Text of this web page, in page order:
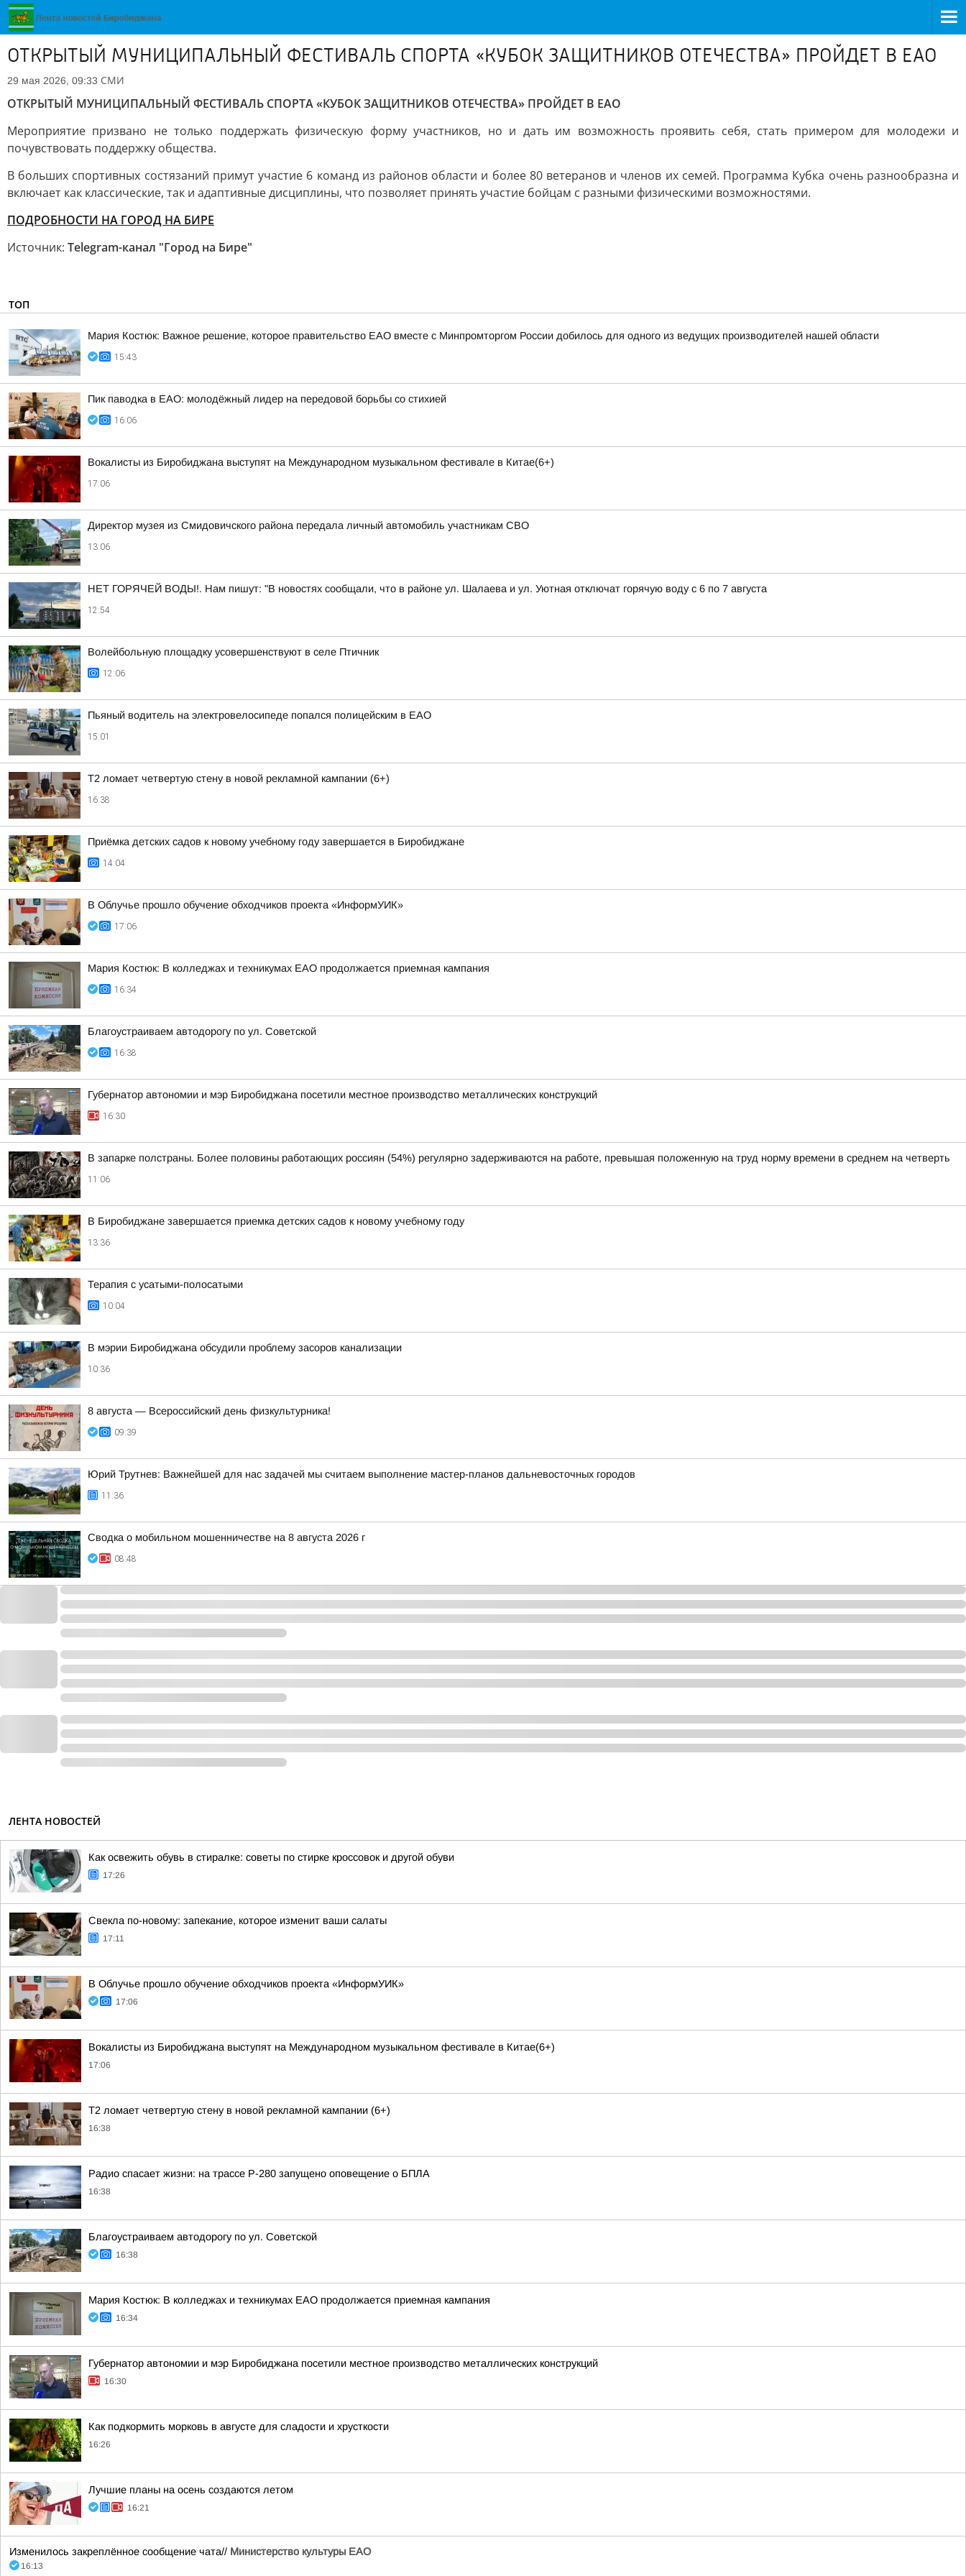
ОТКРЫТЫЙ МУНИЦИПАЛЬНЫЙ ФЕСТИВАЛЬ СПОРТА «КУБОК ЗАЩИТНИКОВ ОТЕЧЕСТВА» ПРОЙДЕТ В ЕАО
29 мая 2026, 09:33 СМИ
ОТКРЫТЫЙ МУНИЦИПАЛЬНЫЙ ФЕСТИВАЛЬ СПОРТА «КУБОК ЗАЩИТНИКОВ ОТЕЧЕСТВА» ПРОЙДЕТ В ЕАО
Мероприятие призвано не только поддержать физическую форму участников, но и дать им возможность проявить себя, стать примером для молодежи и
почувствовать поддержку общества.
В больших спортивных состязаний примут участие 6 команд из районов области и более 80 ветеранов и членов их семей. Программа Кубка очень разнообразна и
включает как классические, так и адаптивные дисциплины, что позволяет принять участие бойцам с разными физическими возможностями.
ПОДРОБНОСТИ НА ГОРОД НА БИРЕ
Источник: Telegram-канал "Город на Бире"
ТОП
Мария Костюк: Важное решение, которое правительство ЕАО вместе с Минпромторгом России добилось для одного из ведущих производителей нашей области
15:43
Пик паводка в ЕАО: молодёжный лидер на передовой борьбы со стихией
16:06
Вокалисты из Биробиджана выступят на Международном музыкальном фестивале в Китае(6+)
17:06
Директор музея из Смидовичского района передала личный автомобиль участникам СВО
13:06
НЕТ ГОРЯЧЕЙ ВОДЫ!. Нам пишут: "В новостях сообщали, что в районе ул. Шалаева и ул. Уютная отключат горячую воду с 6 по 7 августа
12:54
Волейбольную площадку усовершенствуют в селе Птичник
12:06
Пьяный водитель на электровелосипеде попался полицейским в ЕАО
15:01
Т2 ломает четвертую стену в новой рекламной кампании (6+)
16:38
Приёмка детских садов к новому учебному году завершается в Биробиджане
14:04
В Облучье прошло обучение обходчиков проекта «ИнформУИК»
17:06
Мария Костюк: В колледжах и техникумах ЕАО продолжается приемная кампания
16:34
Благоустраиваем автодорогу по ул. Советской
16:38
Губернатор автономии и мэр Биробиджана посетили местное производство металлических конструкций
16:30
В запарке полстраны. Более половины работающих россиян (54%) регулярно задерживаются на работе, превышая положенную на труд норму времени в среднем на четверть
11:06
В Биробиджане завершается приемка детских садов к новому учебному году
13:36
Терапия с усатыми-полосатыми
10:04
В мэрии Биробиджана обсудили проблему засоров канализации
10:36
8 августа — Всероссийский день физкультурника!
09:39
Юрий Трутнев: Важнейшей для нас задачей мы считаем выполнение мастер-планов дальневосточных городов
11:36
Сводка о мобильном мошенничестве на 8 августа 2026 г
08:48
ЛЕНТА НОВОСТЕЙ
Как освежить обувь в стиралке: советы по стирке кроссовок и другой обуви
17:26
Свекла по-новому: запекание, которое изменит ваши салаты
17:11
В Облучье прошло обучение обходчиков проекта «ИнформУИК»
17:06
Вокалисты из Биробиджана выступят на Международном музыкальном фестивале в Китае(6+)
17:06
Т2 ломает четвертую стену в новой рекламной кампании (6+)
16:38
Радио спасает жизни: на трассе Р-280 запущено оповещение о БПЛА
16:38
Благоустраиваем автодорогу по ул. Советской
16:38
Мария Костюк: В колледжах и техникумах ЕАО продолжается приемная кампания
16:34
Губернатор автономии и мэр Биробиджана посетили местное производство металлических конструкций
16:30
Как подкормить морковь в августе для сладости и хрусткости
16:26
Лучшие планы на осень создаются летом
16:21
Изменилось закреплённое сообщение чата// Министерство культуры ЕАО
16:13